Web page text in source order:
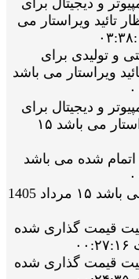
و دیجیتال برای
تائید ویراستار می
و تولیدی برای
ویراستار می باشد
و دیجیتال برای
شرکت سئو در انتظار تائید ویراستار می باشد ۱۵
برای شرکت sweet nightmares اتمام شده می باشد
برای شرکت راشا اتمام شده می باشد ۱۵ مرداد 1405
قیمت گذاری شده
قیمت گذاری شده